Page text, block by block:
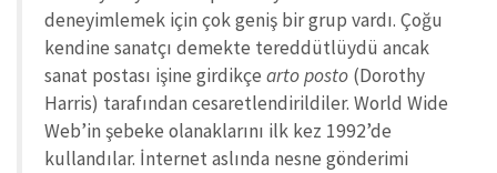
deneyimlemek için çok geniş bir grup vardı. Çoğu
kendine sanatçı demekte tereddütlüydü ancak
sanat postası işine girdikçe arto posto (Dorothy
Harris) tarafından cesaretlendirildiler. World Wide
Web’in şebeke olanaklarını ilk kez 1992’de
kullandılar. İnternet aslında nesne gönderimi